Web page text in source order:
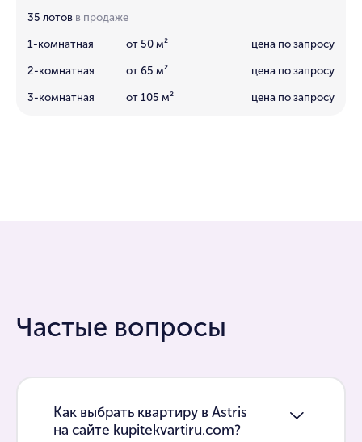
35 лотов в продаже
1-комнатная от 50 м² цена по запросу
2-комнатная от 65 м² цена по запросу
3-комнатная от 105 м² цена по запросу
Частые вопросы
Как выбрать квартиру в Astris
на сайте kupitekvartiru.com?